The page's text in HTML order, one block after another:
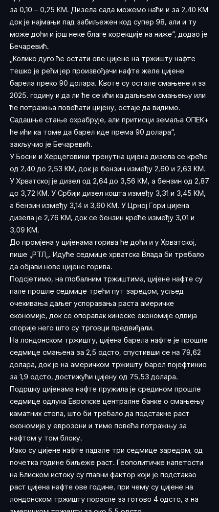
за 0,10 – 0,25 КМ. Дизела сада можемо наћи и за 2,40 КМ
док је најмањи пад забиљежен код супер 98, али и ту
може доћи и још неке благе корекције на ниже“, додао је
Бечаревић.
„Колико дуго ће остати ове цијене на тржишту нафте
тешко је рећи јер произвођачи нафте желе цијене
барела преко 90 долара. Квоте су остале смањене и за
2025. годину и да ли ће се ићи ка даљњем смањењу или
ће потражња повећати цијену, остаје да видимо.
Садашње стање охрабрује, али притисци земаља ОПЕК+
ће ићи ка томе да барел иде према 90 долара“,
закључио је Бечаревић.
У Босни и Херцеговини тренутна цијена дизела се креће
од 2,40 до 2,53 КМ, док је бензин између 2,60 и 2,63 КМ.
У Хрватској је дизел од 2,64 до 3,56 КМ, а бензин од 2,87
до 3,72 КМ. У Србији дизел кошта између 3,31 и 3,45 КМ,
а бензин између 3,14 и 3,60 КМ. У Црној Гори цијена
дизела је 2,76 КМ, док се бензин креће између 3,01 и
3,09 КМ.
До промјена у цијенама горива ће доћи и у Хрватској,
пише „РТЛ„. Идуће седмице хрватска Влада би требало
да објави нове цијене горива.
Подсјетимо, на глобалним тржиштима, цијене нафте су
пале прошле седмице трећи пут заредом, усљед
очекивања даљег успоравања раста америчке
економије, док се опоравак кинеске економије одвија
спорије него што су трговци предвиђали.
На лондонском тржишту, цијена барела нафте је прошле
седмице смањена за 2,5 одсто, спустивши се на 79,62
долара, док је на америчком тржишту барел појефтинио
за 1,9 одсто, достижући цијену од 75,53 долара.
Подршку цијенама нафте пружила је средином прошле
седмице одлука Европске централне банке о смањењу
каматних стопа, што би требало да подстакне раст
економије у еврозони и тиме повећа потражњу за
нафтом у том блоку.
Иако су цијене нафте падале три седмице заредом, од
почетка године биљеже раст. Геополитичке напетости
на Блиском истоку су главни фактор који је подстакао
раст цијена нафте ове године, при чему су цијене на
лондонском тржишту порасле за готово 4 одсто, а на